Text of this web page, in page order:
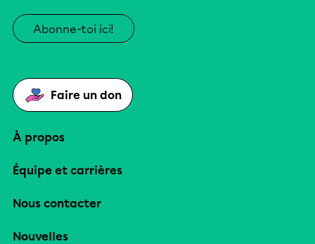
Abonne-toi ici!
Faire un don
À propos
Équipe et carrières
Nous contacter
Nouvelles